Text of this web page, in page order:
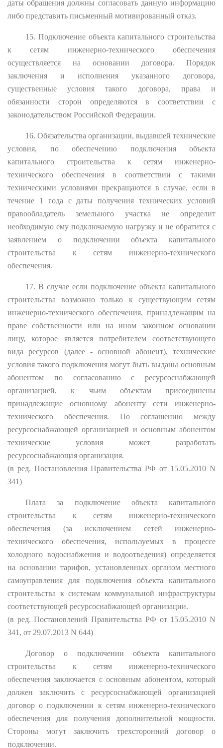
даты обращения должны согласовать данную информацию
либо представить письменный мотивированный отказ.
15. Подключение объекта капитального строительства
к сетям инженерно-технического обеспечения
осуществляется на основании договора. Порядок
заключения и исполнения указанного договора,
существенные условия такого договора, права и
обязанности сторон определяются в соответствии с
законодательством Российской Федерации.
16. Обязательства организации, выдавшей технические
условия, по обеспечению подключения объекта
капитального строительства к сетям инженерно-
технического обеспечения в соответствии с такими
техническими условиями прекращаются в случае, если в
течение 1 года с даты получения технических условий
правообладатель земельного участка не определит
необходимую ему подключаемую нагрузку и не обратится с
заявлением о подключении объекта капитального
строительства к сетям инженерно-технического
обеспечения.
17. В случае если подключение объекта капитального
строительства возможно только к существующим сетям
инженерно-технического обеспечения, принадлежащим на
праве собственности или на ином законном основании
лицу, которое является потребителем соответствующего
вида ресурсов (далее - основной абонент), технические
условия такого подключения могут быть выданы основным
абонентом по согласованию с ресурсоснабжающей
организацией, к чьим объектам присоединены
принадлежащие основному абоненту сети инженерно-
технического обеспечения. По соглашению между
ресурсоснабжающей организацией и основным абонентом
технические условия может разработать
ресурсоснабжающая организация.
(в ред. Постановления Правительства РФ от 15.05.2010 N
341)
Плата за подключение объекта капитального
строительства к сетям инженерно-технического
обеспечения (за исключением сетей инженерно-
технического обеспечения, используемых в процессе
холодного водоснабжения и водоотведения) определяется
на основании тарифов, установленных органом местного
самоуправления для подключения объекта капитального
строительства к системам коммунальной инфраструктуры
соответствующей ресурсоснабжающей организации.
(в ред. Постановлений Правительства РФ от 15.05.2010 N
341, от 29.07.2013 N 644)
Договор о подключении объекта капитального
строительства к сетям инженерно-технического
обеспечения заключается с основным абонентом, который
должен заключить с ресурсоснабжающей организацией
договор о подключении к сетям инженерно-технического
обеспечения для получения дополнительной мощности.
Стороны могут заключить трехсторонний договор о
подключении.